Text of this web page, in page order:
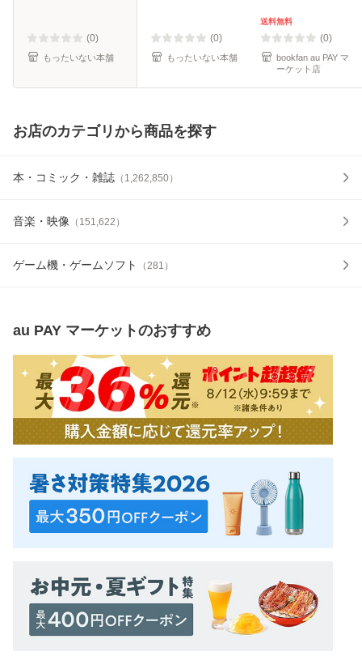
無料】
(0)
もったいない本舗
(0)
もったいない本舗
送料無料
(0)
bookfan au PAY マ
ーケット店
お店のカテゴリから商品を探す
本・コミック・雑誌 （ 1,262,850）
音楽・映像 （ 151,622 ）
ゲーム機・ゲームソフト （281 ）
au PAY マーケットのおすすめ